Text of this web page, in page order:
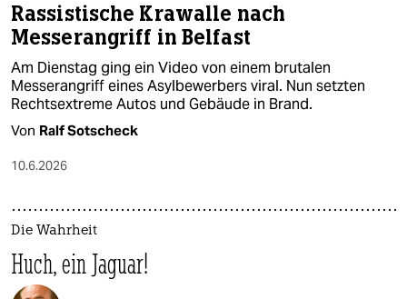
Rassistische Krawalle nach
Messerangriff in Belfast
Am Dienstag ging ein Video von einem brutalen
Messerangriff eines Asylbewerbers viral. Nun setzten
Rechtsextreme Autos und Gebäude in Brand.
Von Ralf Sotscheck
10.6.2026
Die Wahrheit
Huch, ein Jaguar!